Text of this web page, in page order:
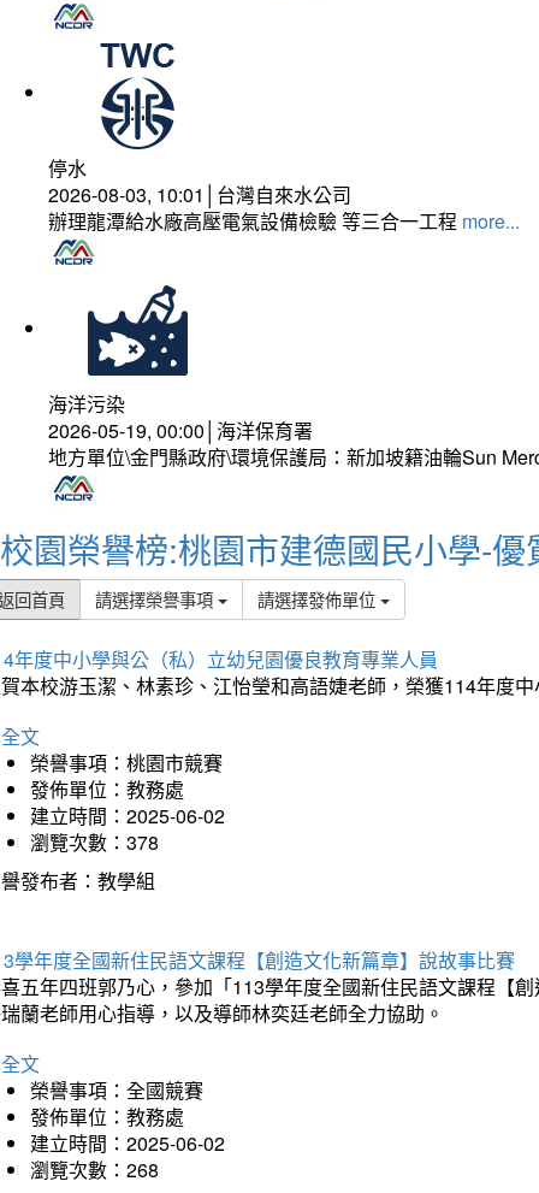
停水
2026-08-03, 10:01│台灣自來水公司
辦理龍潭給水廠高壓電氣設備檢驗 等三合一工程 more...
海洋污染
2026-05-19, 00:00│海洋保育署
地方單位\金門縣政府\環境保護局：新加坡籍油輪Sun
校園榮譽榜:桃園市建德國民小學-優
回首頁 請選擇榮譽事項 請選擇發佈單位
年度中小學與公（私）立幼兒園優良教育專業人員
本校游玉潔、林素珍、江怡瑩和高語婕老師，榮獲114年度
文
榮譽事項：桃園市競賽
發佈單位：教務處
建立時間：2025-06-02
瀏覽次數：378
發布者：教學組
學年度全國新住民語文課程【創造文化新篇章】說故事比賽
五年四班郭乃心，參加「113學年度全國新住民語文課程【
蘭老師用心指導，以及導師林奕廷老師全力協助。
文
榮譽事項：全國競賽
發佈單位：教務處
建立時間：2025-06-02
瀏覽次數：268